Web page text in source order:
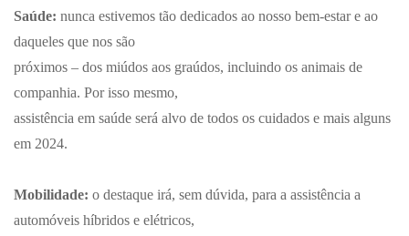
Saúde: nunca estivemos tão dedicados ao nosso bem-estar e ao
daqueles que nos são
próximos – dos miúdos aos graúdos, incluindo os animais de
companhia. Por isso mesmo,
assistência em saúde será alvo de todos os cuidados e mais alguns
em 2024.
Mobilidade: o destaque irá, sem dúvida, para a assistência a
automóveis híbridos e elétricos,